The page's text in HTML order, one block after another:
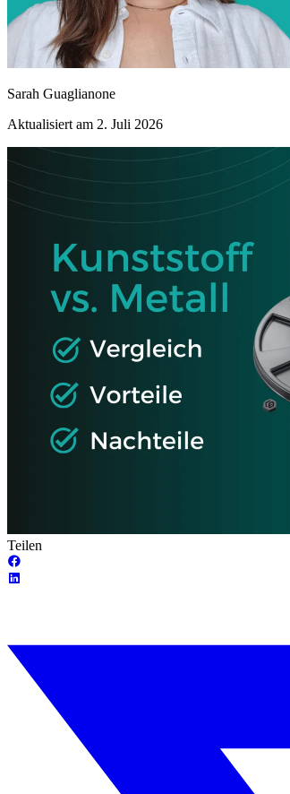
Sarah Guaglianone
Aktualisiert am 2. Juli 2026
Teilen